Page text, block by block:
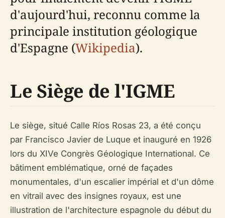
d'aujourd'hui, reconnu comme la
principale institution géologique
d'Espagne (Wikipedia).
Le Siège de l'IGME
Le siège, situé Calle Ríos Rosas 23, a été conçu
par Francisco Javier de Luque et inauguré en 1926
lors du XIVe Congrès Géologique International. Ce
bâtiment emblématique, orné de façades
monumentales, d'un escalier impérial et d'un dôme
en vitrail avec des insignes royaux, est une
illustration de l'architecture espagnole du début du